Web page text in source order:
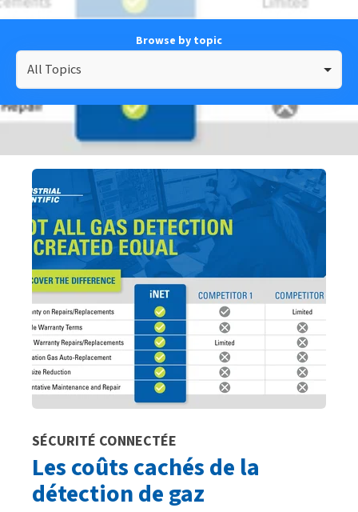
Browse by topic
All Topics
SÉCURITÉ CONNECTÉE
Les coûts cachés de la
détection de gaz